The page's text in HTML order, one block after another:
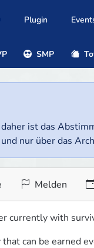
Plugin
SMP
ist das
nur über das
Melden
currently with
can be earned